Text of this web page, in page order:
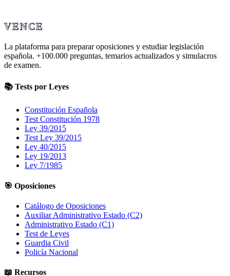
VENCE
La plataforma para preparar oposiciones y estudiar legislación
española. +100.000 preguntas, temarios actualizados y simulacros
de examen.
📚 Tests por Leyes
Constitución Española
Test Constitución 1978
Ley 39/2015
Test Ley 39/2015
Ley 40/2015
Ley 19/2013
Ley 7/1985
🎯 Oposiciones
Catálogo de Oposiciones
Auxiliar Administrativo Estado (C2)
Administrativo Estado (C1)
Test de Leyes
Guardia Civil
Policía Nacional
📖 Recursos